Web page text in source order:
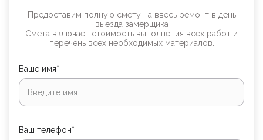
Предоставим полную смету на ввесь ремонт в день
выезда замерщика
Смета включает стоимость выполнения всех работ и
перечень всех необходимых материалов.
Ваше имя*
Ваш телефон*